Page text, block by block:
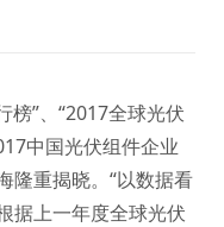
榜”、“2017全球光伏
中国光伏组件企业
隆重揭晓。“以数据看
据上一年度全球光伏